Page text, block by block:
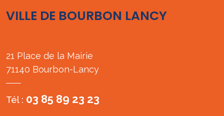
VILLE DE BOURBON LANCY
21 Place de la Mairie
71140 Bourbon-Lancy
Tél : 03 85 89 23 23